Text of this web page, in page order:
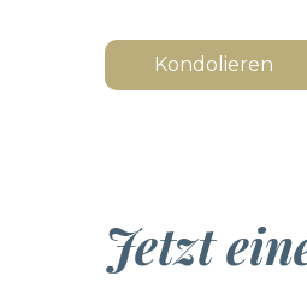
Kondolieren
Jetzt